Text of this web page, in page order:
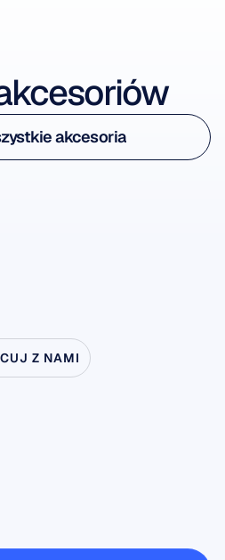
akcesorium
akcesoria
akcesoria
Z NAMI